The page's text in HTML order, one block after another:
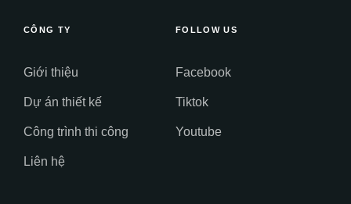
CÔNG TY
Giới thiệu
Dự án thiết kế
Công trình thi công
Liên hệ
FOLLOW US
Facebook
Tiktok
Youtube